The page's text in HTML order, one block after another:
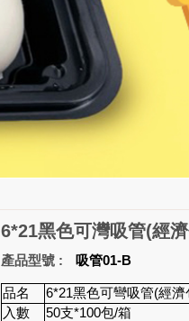
6*21黑色可灣吸管(經
產品型號 吸管01-B
品名
6*21黑色可彎吸管(經濟
入數
50支*100包/箱